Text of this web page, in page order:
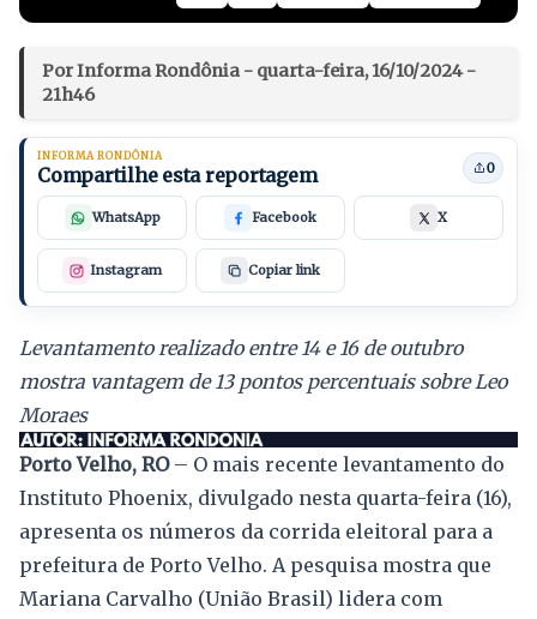
Por Informa Rondônia - quarta-feira, 16/10/2024 -
21h46
INFORMA RONDÔNIA
Compartilhe esta reportagem 0
WhatsApp Facebook X
Instagram Copiar link
Levantamento realizado entre 14 e 16 de outubro
mostra vantagem de 13 pontos percentuais sobre Leo
Moraes
Porto Velho, RO – O mais recente levantamento do
Instituto Phoenix, divulgado nesta quarta-feira (16),
apresenta os números da corrida eleitoral para a
prefeitura de Porto Velho. A pesquisa mostra que
Mariana Carvalho (União Brasil) lidera com